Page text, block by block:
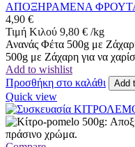
ΑΠΟΞΗΡΑΜΕΝΑ
4,90 €
Τιμή Κιλού 9,80 € /kg
Ανανάς Φέτα 500g με
500g με Ζάχαρη για να
Add to wishlist
Προσθήκη στο καλάθι
Add
Quick view